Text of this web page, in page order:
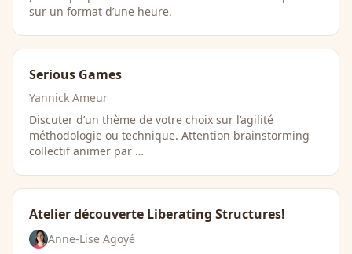
sur un format d’une heure.
Serious Games
Yannick Ameur
Discuter d’un thème de votre choix sur l’agilité
méthodologie ou technique. Attention brainstorming
collectif animer par …
Atelier découverte Liberating Structures!
Anne-Lise Agoyé